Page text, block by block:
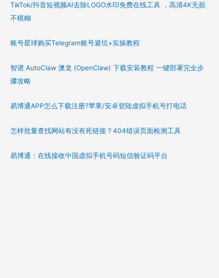
TikTok/抖音短视频AI去除LOGO水印免费在线工具 ，高清4K无损
不模糊
账号星球购买Telegram账号避坑+实操教程
智谱 AutoClaw 澳龙 (OpenClaw) 下载安装教程 一键部署完全步
骤攻略
易博通APP怎么下载注册?苹果/安卓登陆虚拟手机号打电话
怎样批量查找网站有没有死链接？404错误页面检测工具
易博通：在线接收中国虚拟手机号码短信验证码平台